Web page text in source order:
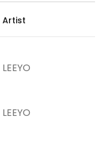
Artist
LEEYO
LEEYO